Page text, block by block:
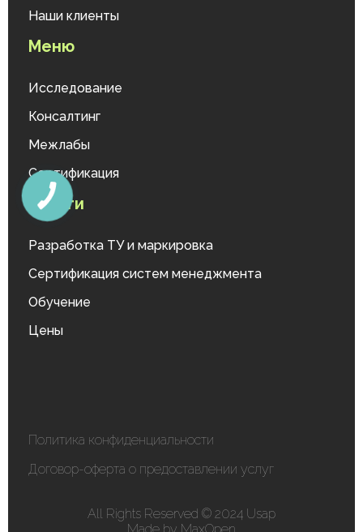
Наши клиенты
Меню
Исследование
Консалтинг
Межлабы
Сертификация
Услуги
Разработка ТУ и маркировка
Сертификация систем менеджмента
Обучение
Цены
All Rights Reserved © 2024 Usap
Политика конфиденциальности
Договор-оферта о предоставлении услуг